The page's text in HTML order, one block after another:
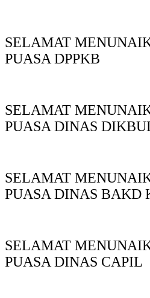
SELAMAT
PUASA DPPKB
SELAMAT
PUASA DINAS
SELAMAT
PUASA DINAS BAKD
SELAMAT
PUASA DINAS CAPIL